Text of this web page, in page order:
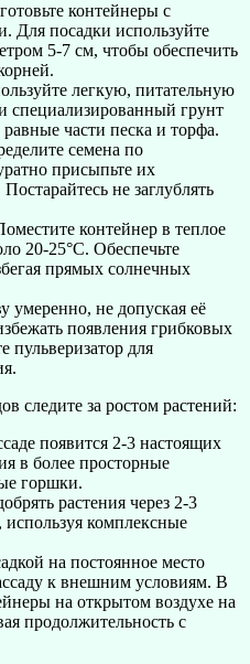
контейнеры с
Для посадки используйте
5-7 см, чтобы обеспечить
легкую, питательную
специализированный грунт
части песка и торфа.
семена по
присыпьте их
не заглублять
контейнер в теплое
20-25°C. Обеспечьте
прямых солнечных
умеренно, не допуская её
появления грибковых
пульверизатор для
следите за ростом растений:
появится 2-3 настоящих
в более просторные
горшки.
растения через 2-3
комплексные
на постоянное место
к внешним условиям. В
на открытом воздухе на
продолжительность с